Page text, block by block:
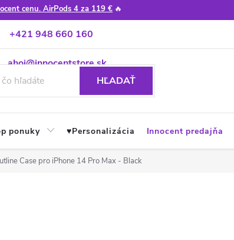
cenu. AirPods 4 za 119 € 🔥
+421 948 660 160
ahoj@innocentstore.sk
Apple návody a tipy
HĽADAŤ
ponuky ♥︎Personalizácia Innocent predajňa
Case pro iPhone 14 Pro Max - Black